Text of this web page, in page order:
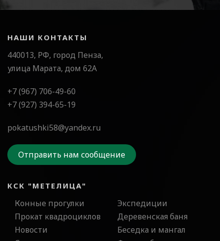
НАШИ КОНТАКТЫ
440013, РФ, город Пенза,
улица Марата, дом 62А
+7 (967) 706-49-60
+7 (927) 394-65-19
pokatushki58@yandex.ru
Отправить нам сообщение
КСК "МЕТЕЛИЦА"
Конные прогулки
Прокат квадроциклов
Новости
Экспедиции
Деревенская баня
Беседка и мангал